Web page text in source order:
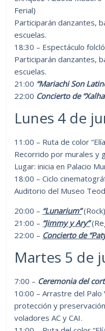
Ferial)
Participarán danzantes,
escuelas.
18:30 – Espectáculo
Participarán danzantes,
escuelas.
21:00 “Mariachi Son
22:00 Concierto de
Lunes 4 de
11:00 – Ruta de color
Recorrido por murales y
Lugar: inicia en Palacio
18:00 – Ciclo
Auditorio del Museo
20:00 – “Lunarium”
21:00 – “Jimmy y Ary”
22:00 – Concierto de
Martes 5 de
7:00 – Ceremonia del
10:00 – Arrastre del Palo
protección y
voladores AC y CAI.